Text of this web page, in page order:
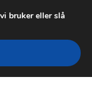
bruker eller slå